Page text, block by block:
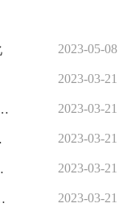
2023-05-08
2023-03-21
实推动机构编制工作走在前列 2023-03-21
编制保障 2023-03-21
作新局面 2023-03-21
理工作新作为 2023-03-21